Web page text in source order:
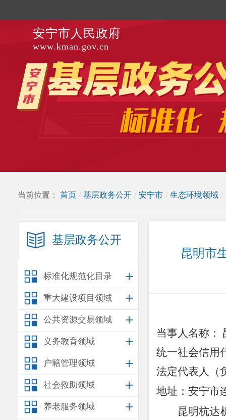
安宁市人民政府
www.kman.gov.cn
当前位置： 首页 / 基层政务公开 / 安宁市 / 生态环境领域 /
基层政务公开
标准化规范化目录
重大建设项目领域
公共资源交易领域
义务教育领域
户籍管理领域
社会救助领域
养老服务领域
昆明市
当事人名称：
统一社会信用
法定代表人（
地址：安宁市
昆明杭达